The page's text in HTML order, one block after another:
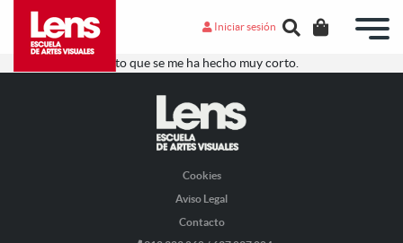
Iniciar sesión
Me ha gustado tanto que se me ha hecho muy corto.
Cookies
Aviso Legal
Contacto